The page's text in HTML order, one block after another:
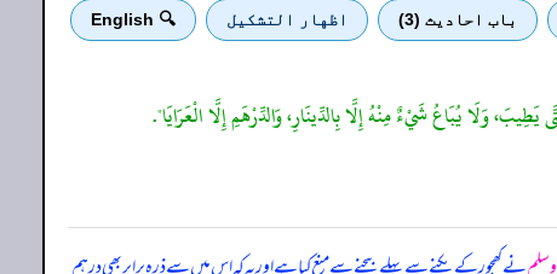
باب احادیث (3) اظهار التشكيل 🔍 English
وَلَا يُبَاعُ شَيْءٌ مِنْهُ إِلَّا بِالدِّينَارِ، وَالدِّرْهَمِ إِلَّا الْعَرَايَا".